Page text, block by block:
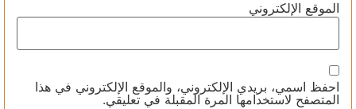
الموقع الإلكتروني
احفظ اسمي، بريدي الإلكتروني، والموقع الإلكتروني في هذا
المتصفح لاستخدامها المرة المقبلة في تعليقي.